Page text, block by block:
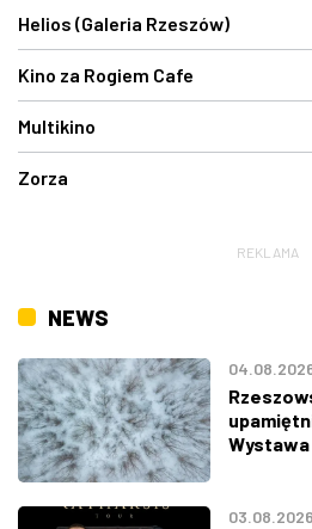
Helios (Galeria Rzeszów)
Kino za Rogiem Cafe
Multikino
Zorza
REKLAMA
NEWS
Wystawa
03.08.2026